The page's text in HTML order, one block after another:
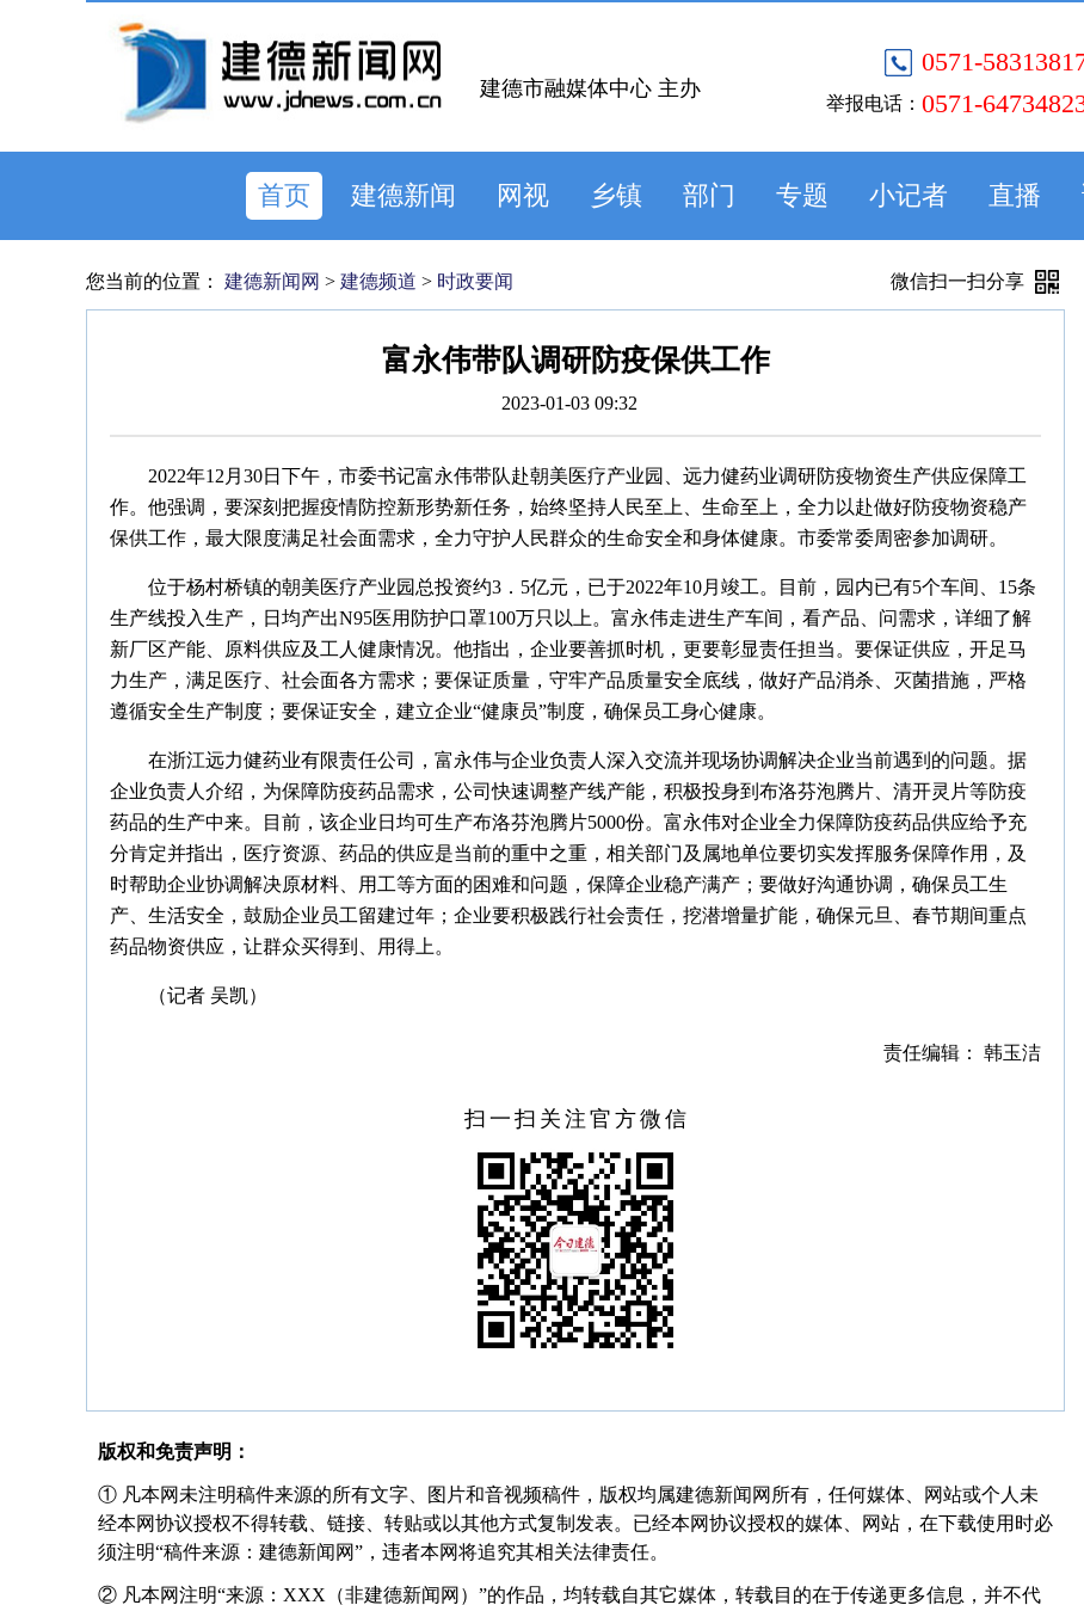
0571-
举报电话： 0571-
建德市融媒体中心 主办
首页 建德新闻 网视 乡镇 部门 专题 小记者 直播
您当前的位置： 建德新闻网 > 建德频道 > 时政要闻 微信扫一扫分享
富永伟带队调研防疫保供工作
2023-01-03 09:32
2022年12月30日下午，市委书记富永伟带队赴朝美医疗产业园、远力健药业调研防疫物资生产供应保障工
作。他强调，要深刻把握疫情防控新形势新任务，始终坚持人民至上、生命至上，全力以赴做好防疫物资稳产
保供工作，最大限度满足社会面需求，全力守护人民群众的生命安全和身体健康。市委常委周密参加调研。
位于杨村桥镇的朝美医疗产业园总投资约3．5亿元，已于2022年10月竣工。目前，园内已有5个车间、15条
生产线投入生产，日均产出N95医用防护口罩100万只以上。富永伟走进生产车间，看产品、问需求，详细了解
新厂区产能、原料供应及工人健康情况。他指出，企业要善抓时机，更要彰显责任担当。要保证供应，开足马
力生产，满足医疗、社会面各方需求；要保证质量，守牢产品质量安全底线，做好产品消杀、灭菌措施，严格
遵循安全生产制度；要保证安全，建立企业“健康员”制度，确保员工身心健康。
在浙江远力健药业有限责任公司，富永伟与企业负责人深入交流并现场协调解决企业当前遇到的问题。据
企业负责人介绍，为保障防疫药品需求，公司快速调整产线产能，积极投身到布洛芬泡腾片、清开灵片等防疫
药品的生产中来。目前，该企业日均可生产布洛芬泡腾片5000份。富永伟对企业全力保障防疫药品供应给予充
分肯定并指出，医疗资源、药品的供应是当前的重中之重，相关部门及属地单位要切实发挥服务保障作用，及
时帮助企业协调解决原材料、用工等方面的困难和问题，保障企业稳产满产；要做好沟通协调，确保员工生
产、生活安全，鼓励企业员工留建过年；企业要积极践行社会责任，挖潜增量扩能，确保元旦、春节期间重点
药品物资供应，让群众买得到、用得上。
（记者 吴凯）
责任编辑： 韩玉洁
扫一扫关注官方微信
版权和免责声明：
① 凡本网未注明稿件来源的所有文字、图片和音视频稿件，版权均属建德新闻网所有，任何媒体、网站或个人未
经本网协议授权不得转载、链接、转贴或以其他方式复制发表。已经本网协议授权的媒体、网站，在下载使用时必
须注明“稿件来源：建德新闻网”，违者本网将追究其相关法律责任。
② 凡本网注明“来源：XXX（非建德新闻网）”的作品，均转载自其它媒体，转载目的在于传递更多信息，并不代